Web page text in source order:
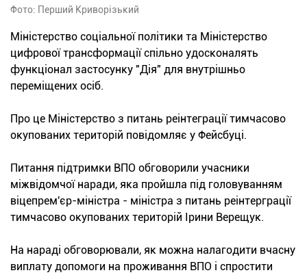
Фото: Перший Криворізький
Міністерство соціальної політики та Міністерство
цифрової трансформації спільно удосконалять
функціонал застосунку "Дія" для внутрішньо
переміщених осіб.
Про це Міністерство з питань реінтеграції тимчасово
окупованих територій повідомляє у Фейсбуці.
Питання підтримки ВПО обговорили учасники
міжвідомчої наради, яка пройшла під головуванням
віцепрем'єр-міністра - міністра з питань реінтерграції
тимчасово окупованих територій Ірини Верещук.
На нараді обговорювали, як можна налагодити вчасну
виплату допомоги на проживання ВПО і спростити